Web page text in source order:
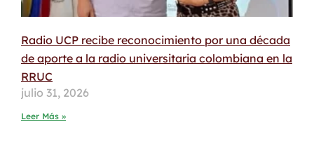
Radio UCP recibe reconocimiento por una década
de aporte a la radio universitaria colombiana en la
RRUC
julio 31, 2026
Leer Más »